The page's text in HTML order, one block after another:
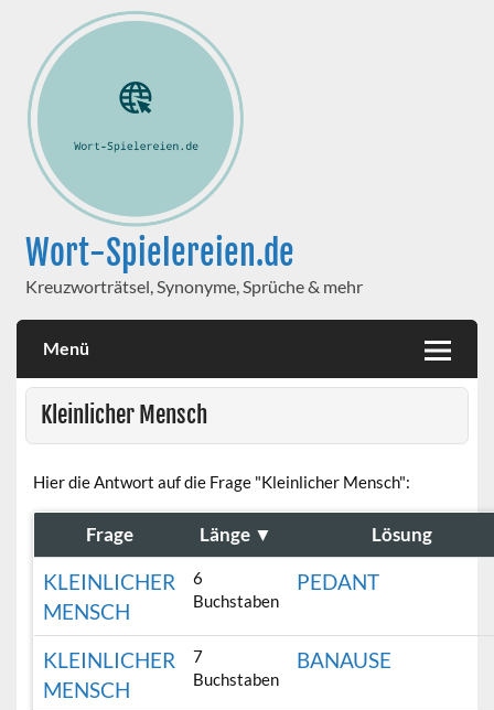
Wort-Spielereien.de
Kreuzworträtsel, Synonyme, Sprüche & mehr
Menü
Kleinlicher Mensch
Hier die Antwort auf die Frage "Kleinlicher Mensch":
Frage Länge ▼ Lösung
KLEINLICHER
MENSCH
6
Buchstaben
PEDANT
KLEINLICHER
MENSCH
7
Buchstaben
BANAUSE